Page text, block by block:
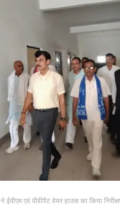
ईवीएम एवं वीवीपैट वेयर हाउस का किया